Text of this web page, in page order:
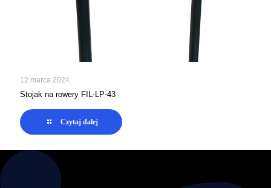
12 marca 2024
Stojak na rowery FIL-LP-43
Czytaj dalej